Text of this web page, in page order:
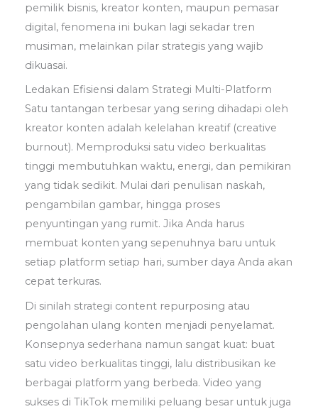
pemilik bisnis, kreator konten, maupun pemasar
digital, fenomena ini bukan lagi sekadar tren
musiman, melainkan pilar strategis yang wajib
dikuasai.
Ledakan Efisiensi dalam Strategi Multi-Platform
Satu tantangan terbesar yang sering dihadapi oleh
kreator konten adalah kelelahan kreatif (creative
burnout). Memproduksi satu video berkualitas
tinggi membutuhkan waktu, energi, dan pemikiran
yang tidak sedikit. Mulai dari penulisan naskah,
pengambilan gambar, hingga proses
penyuntingan yang rumit. Jika Anda harus
membuat konten yang sepenuhnya baru untuk
setiap platform setiap hari, sumber daya Anda akan
cepat terkuras.
Di sinilah strategi content repurposing atau
pengolahan ulang konten menjadi penyelamat.
Konsepnya sederhana namun sangat kuat: buat
satu video berkualitas tinggi, lalu distribusikan ke
berbagai platform yang berbeda. Video yang
sukses di TikTok memiliki peluang besar untuk juga